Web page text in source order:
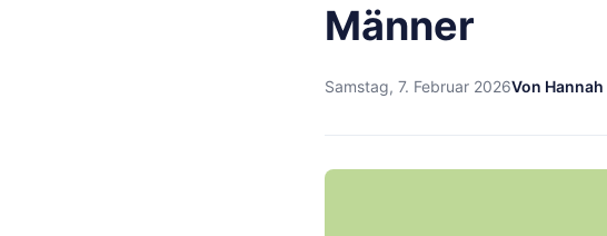
Männer
Samstag, 7. Februar 2026Von